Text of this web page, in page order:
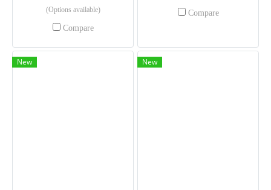
(Options available)
Compare
Compare
New New